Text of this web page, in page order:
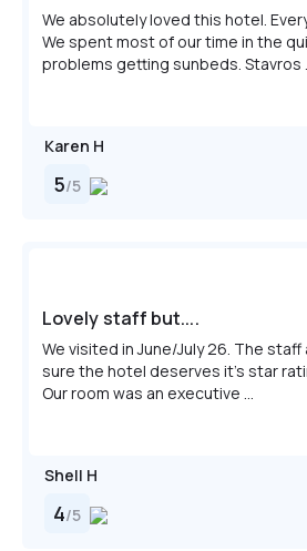
Karen H
5/5
We absolutely loved this hotel.
We spent most of our time in the
problems getting sunbeds. Stavros ...
Shell H
4/5
Lovely staff but....
We visited in June/July 26. The
sure the hotel deserves it's star
Our room was an executive ...